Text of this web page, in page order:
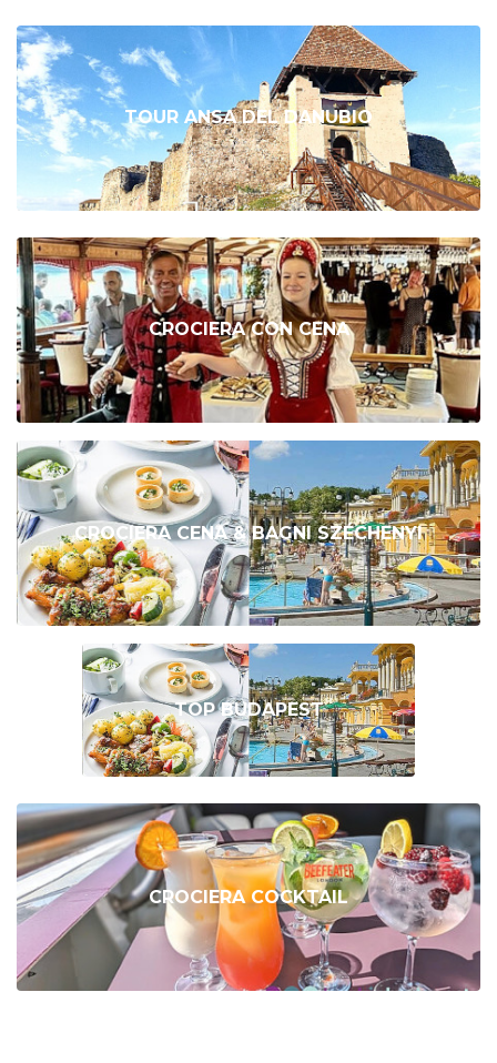
TOUR ANSA DEL DANUBIO
CROCIERA CON CENA
CROCIERA CENA & BAGNI SZÉCHENYI
TOP BUDAPEST
CROCIERA COCKTAIL